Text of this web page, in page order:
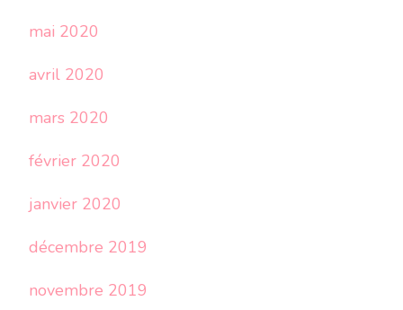
mai 2020
avril 2020
mars 2020
février 2020
janvier 2020
décembre 2019
novembre 2019